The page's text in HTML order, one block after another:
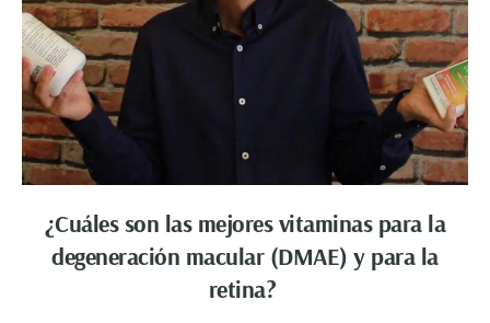
¿Cuáles son las mejores vitaminas para la
degeneración macular (DMAE) y para la
retina?